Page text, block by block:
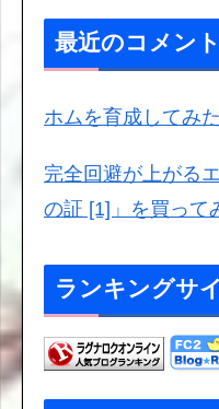
最近のコメント
ホムを育成してみた
完全回避が上がる
の証 [1]」を買って
ランキングサ